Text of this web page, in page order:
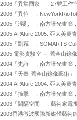
2006「異常國家」，27號工作
2006「異位」，
2005「混亂」，南方曝光畫廊
2005 APAture 2005: 亞太美裔
2005「剽竊」，SOMARTS
2005 電影實驗室 － 舊金山錄
2004「史詩」，南方曝光畫廊
2004「天臺-舊金山錄像藝術
2004 APAture 2004: 亞太美裔
2003「撞擊」，南方曝光畫廊
2003「間隔空間」，藝術家電
2003香港微波國際新媒體藝術